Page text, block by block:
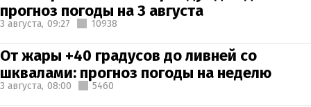
прогноз погоды на 3 августа
3 августа, 09:27 10938
От жары +40 градусов до ливней со
шквалами: прогноз погоды на неделю
3 августа, 08:00 5460